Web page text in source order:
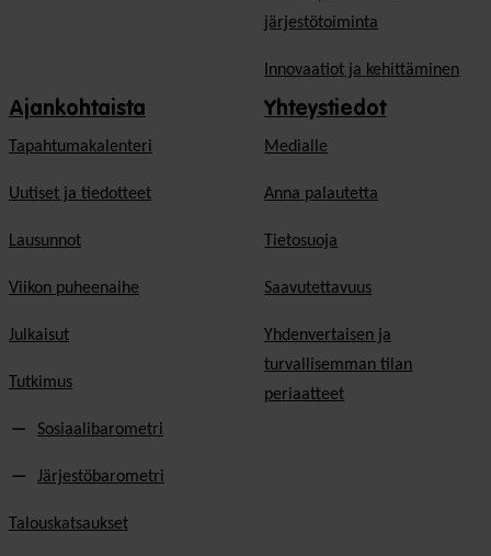
järjestötoiminta
Innovaatiot ja kehittäminen
Ajankohtaista
Tapahtumakalenteri
Uutiset ja tiedotteet
Lausunnot
Viikon puheenaihe
Julkaisut
Tutkimus
Sosiaalibarometri
Järjestöbarometri
Talouskatsaukset
Yhteystiedot
Medialle
Anna palautetta
Tietosuoja
Saavutettavuus
Yhdenvertaisen ja
turvallisemman tilan
periaatteet